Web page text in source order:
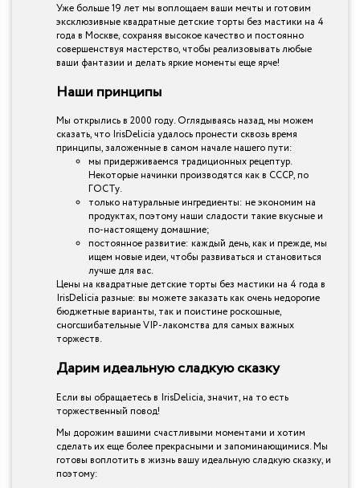
Уже больше 19 лет мы воплощаем ваши мечты и готовим
эксклюзивные квадратные детские торты без мастики на 4
года в Москве, сохраняя высокое качество и постоянно
совершенствуя мастерство, чтобы реализовывать любые
ваши фантазии и делать яркие моменты еще ярче!
Наши принципы
Мы открылись в 2000 году. Оглядываясь назад, мы можем
сказать, что IrisDelicia удалось пронести сквозь время
принципы, заложенные в самом начале нашего пути:
мы придерживаемся традиционных рецептур.
Некоторые начинки производятся как в СССР, по
ГОСТу.
только натуральные ингредиенты: не экономим на
продуктах, поэтому наши сладости такие вкусные и
по-настоящему домашние;
постоянное развитие: каждый день, как и прежде, мы
ищем новые идеи, чтобы развиваться и становиться
лучше для вас.
Цены на квадратные детские торты без мастики на 4 года в
IrisDelicia разные: вы можете заказать как очень недорогие
бюджетные варианты, так и поистине роскошные,
сногсшибательные VIP-лакомства для самых важных
торжеств.
Дарим идеальную сладкую сказку
Если вы обращаетесь в IrisDelicia, значит, на то есть
торжественный повод!
Мы дорожим вашими счастливыми моментами и хотим
сделать их еще более прекрасными и запоминающимися. Мы
готовы воплотить в жизнь вашу идеальную сладкую сказку, и
поэтому: